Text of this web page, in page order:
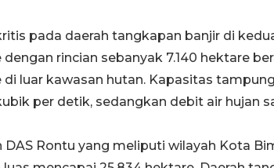
pada daerah tangkapan banjir di
dengan rincian sebanyak 7.140 hektare
di luar kawasan hutan. Kapasitas
per detik, sedangkan debit air hujan
DAS Rontu yang meliputi wilayah Kota